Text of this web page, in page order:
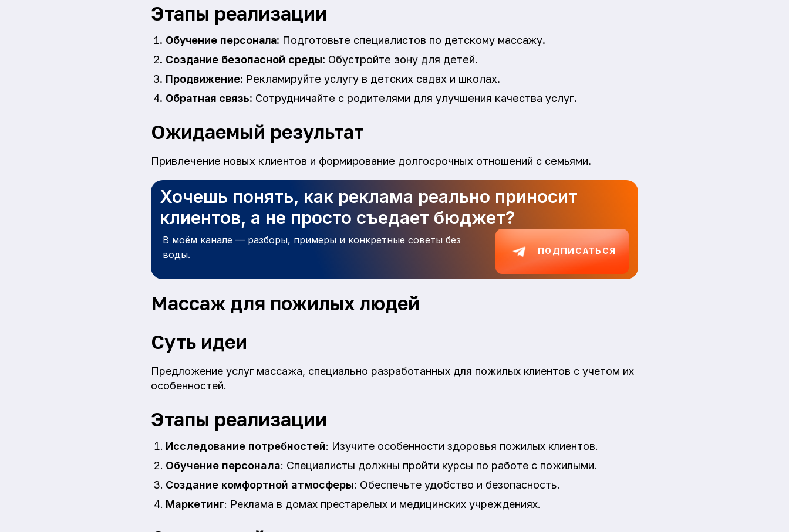
Этапы реализации
Обучение персонала: Подготовьте специалистов по детскому массажу.
Создание безопасной среды: Обустройте зону для детей.
Продвижение: Рекламируйте услугу в детских садах и школах.
Обратная связь: Сотрудничайте с родителями для улучшения качества услуг.
Ожидаемый результат
Привлечение новых клиентов и формирование долгосрочных отношений с семьями.
Хочешь понять, как реклама реально приносит
клиентов, а не просто съедает бюджет?
В моём канале — разборы, примеры и конкретные советы без
воды.
ПОДПИСАТЬСЯ
Массаж для пожилых людей
Суть идеи
Предложение услуг массажа, специально разработанных для пожилых клиентов с учетом их
особенностей.
Этапы реализации
Исследование потребностей: Изучите особенности здоровья пожилых клиентов.
Обучение персонала: Специалисты должны пройти курсы по работе с пожилыми.
Создание комфортной атмосферы: Обеспечьте удобство и безопасность.
Маркетинг: Реклама в домах престарелых и медицинских учреждениях.